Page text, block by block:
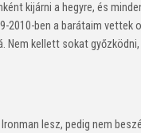
kijárni a hegyre, és
2010-ben a barátaim
Nem kellett sokat
lesz, pedig nem